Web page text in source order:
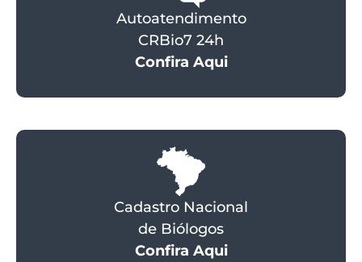
Autoatendimento
CRBio7 24h
Confira Aqui
Cadastro Nacional
de Biólogos
Confira Aqui